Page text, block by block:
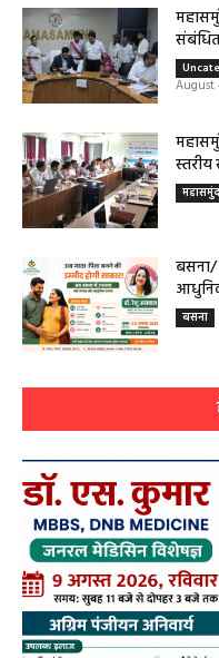
बसना
हेल्थ प्लस